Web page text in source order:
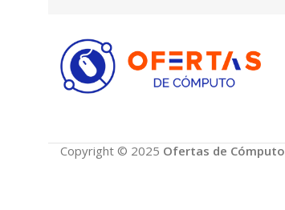
Copyright © 2025 Ofertas de Cómputo